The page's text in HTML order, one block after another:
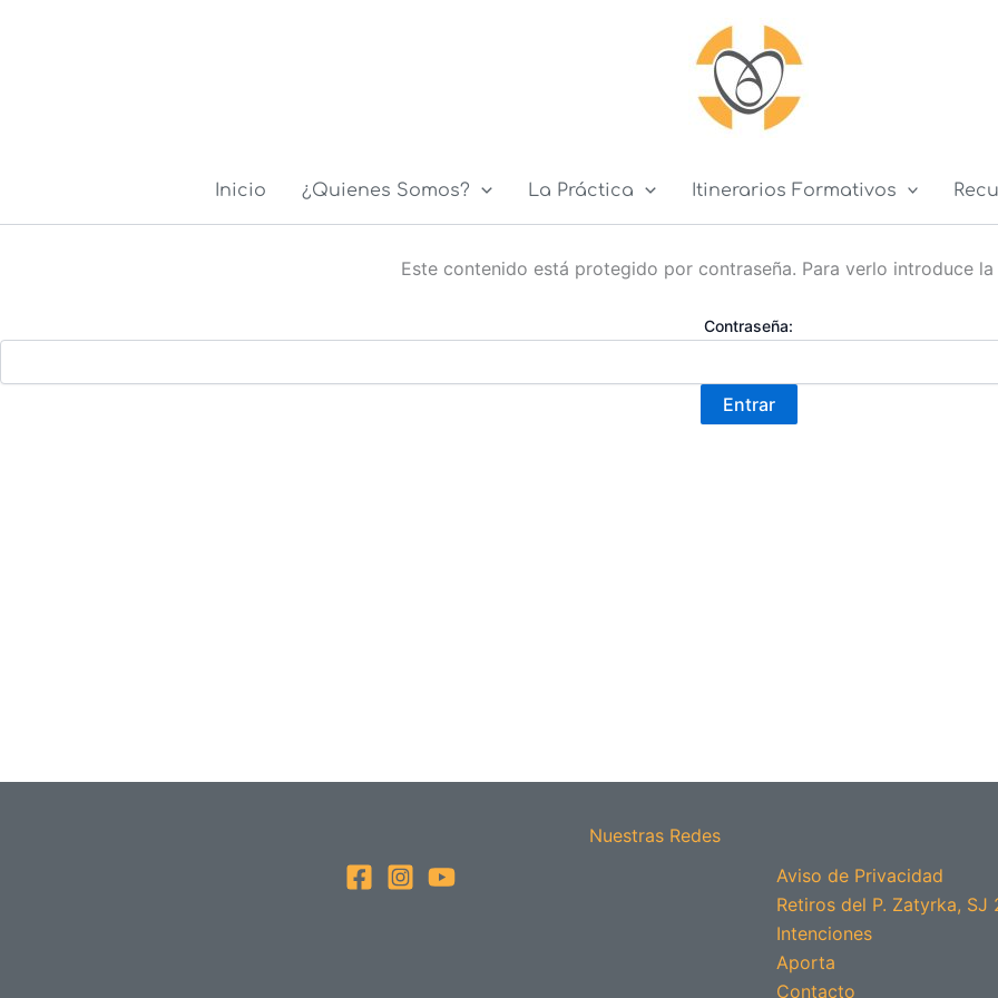
Inicio ¿Quienes Somos? La Práctica Itinerarios Formativos
Este contenido está protegido por contraseña. Para verlo introduce la
Contraseña:
Nuestras Redes
Aviso de Privacidad
Retiros del P. Zatyrka, SJ
Intenciones
Aporta
Contacto